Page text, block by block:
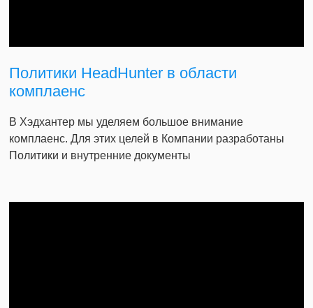
Политики HeadHunter в области
комплаенс
В Хэдхантер мы уделяем большое внимание
комплаенс. Для этих целей в Компании разработаны
Политики и внутренние документы